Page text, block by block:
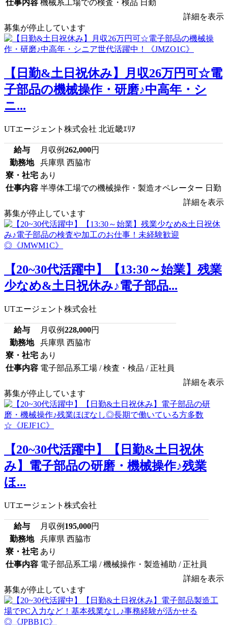
仕事内容 機械系工場での検査・検品 日勤
詳細を表示
募集が停止しています
【日勤&土日祝休み】月収26万円可☆電
子部品の機械操作・研磨♪中高年・シ
ニ...
UTエージェント株式会社 北近畿ｴﾘｱ
給与 月収例262,000円
勤務地
兵庫県 西脇市
寮・社宅 あり
仕事内容 半導体工場での機械操作・製造オペレーター 日勤
詳細を表示
募集が停止しています
【20~30代活躍中】【13:30～始業】残業
少なめ&土日祝休み♪電子部品...
UTエージェント株式会社
給与 月収例228,000円
勤務地
兵庫県 西脇市
寮・社宅 あり
仕事内容 電子部品系工場 / 検査・検品 / 正社員
詳細を表示
募集が停止しています
【20~30代活躍中】【日勤&土日祝休
み】電子部品の研磨・機械操作♪残業
ほ...
UTエージェント株式会社
給与 月収例 195,000円
勤務地
兵庫県 西脇市
寮・社宅 あり
仕事内容 電子部品系工場 / 機械操作・製造補助 / 正社員
詳細を表示
募集が停止しています